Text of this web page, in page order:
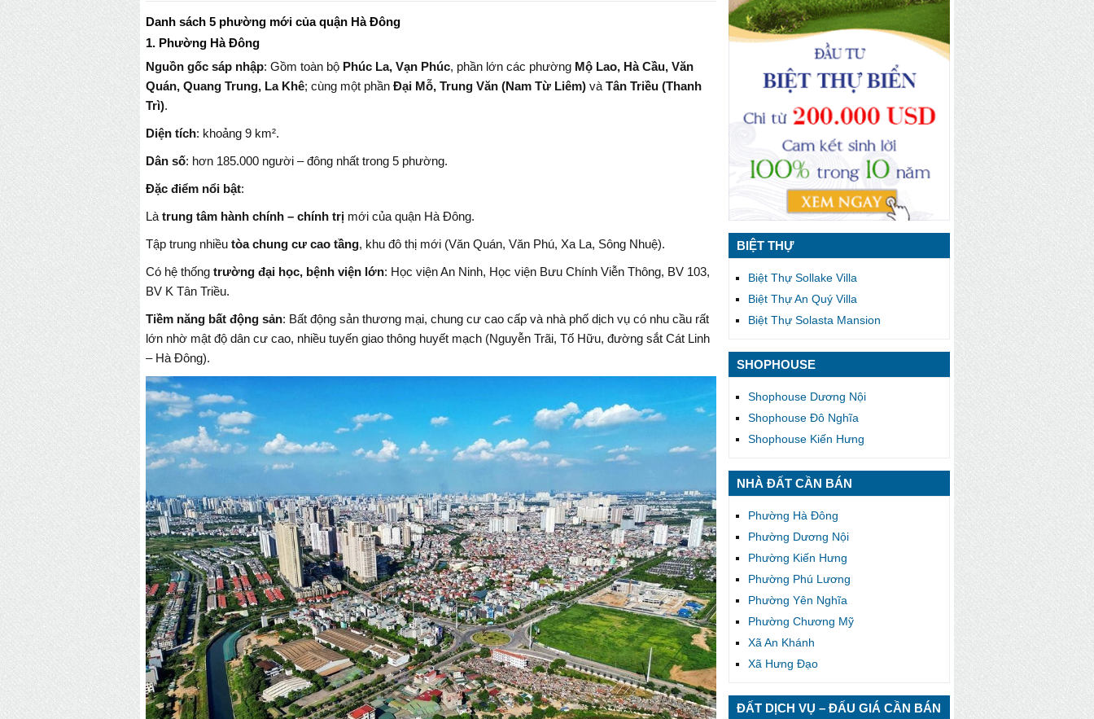
Danh sách 5 phường mới của quận Hà Đông
1. Phường Hà Đông
Nguồn gốc sáp nhập: Gồm toàn bộ Phúc La, Vạn Phúc, phần lớn các phường Mộ Lao, Hà Cầu, Văn
Quán, Quang Trung, La Khê; cùng một phần Đại Mỗ, Trung Văn (Nam Từ Liêm) và Tân Triều (Thanh
Trì).
Diện tích: khoảng 9 km².
Dân số: hơn 185.000 người – đông nhất trong 5 phường.
Đặc điểm nổi bật:
Là trung tâm hành chính – chính trị mới của quận Hà Đông.
Tập trung nhiều tòa chung cư cao tầng, khu đô thị mới (Văn Quán, Văn Phú, Xa La, Sông Nhuệ).
Có hệ thống trường đại học, bệnh viện lớn: Học viện An Ninh, Học viện Bưu Chính Viễn Thông, BV 103,
BV K Tân Triều.
Tiềm năng bất động sản: Bất động sản thương mại, chung cư cao cấp và nhà phố dịch vụ có nhu cầu rất
lớn nhờ mật độ dân cư cao, nhiều tuyến giao thông huyết mạch (Nguyễn Trãi, Tố Hữu, đường sắt Cát Linh
– Hà Đông).
BIỆT THỰ
Biệt Thự Sollake Villa
Biệt Thự An Quý Villa
Biệt Thự Solasta Mansion
SHOPHOUSE
Shophouse Dương Nội
Shophouse Đô Nghĩa
Shophouse Kiến Hưng
NHÀ ĐẤT CẦN BÁN
Phường Hà Đông
Phường Dương Nội
Phường Kiến Hưng
Phường Phú Lương
Phường Yên Nghĩa
Phường Chương Mỹ
Xã An Khánh
Xã Hưng Đạo
ĐẤT DỊCH VỤ – ĐẤU GIÁ CẦN BÁN